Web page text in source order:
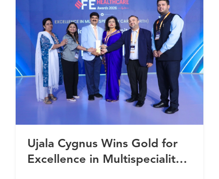
Ujala Cygnus Wins Gold for
Excellence in Multispeciality